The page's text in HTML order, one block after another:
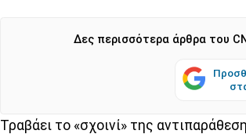
Δες περισσότερα άρθρα του
Τραβάει το «σχοινί» της